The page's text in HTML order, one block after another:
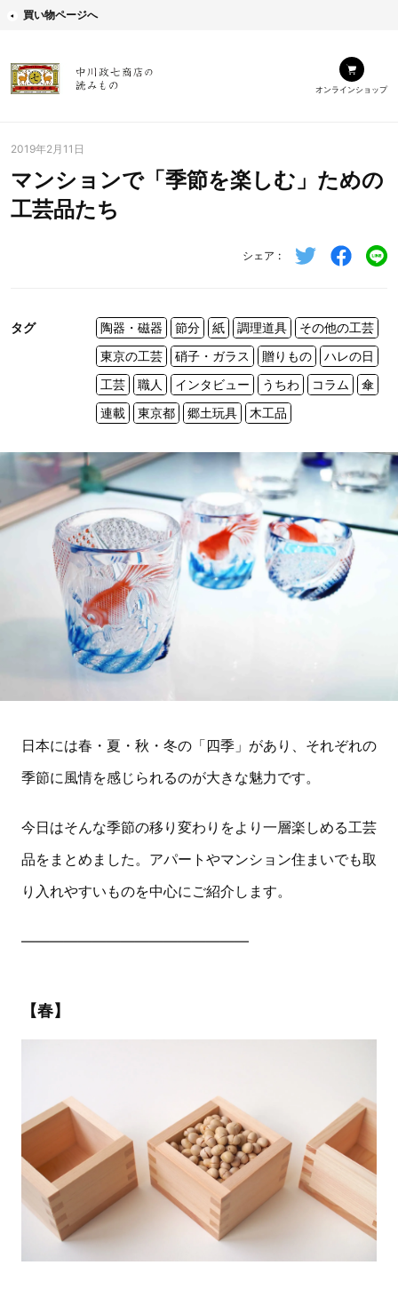
買い物ページへ
オンラインショップ
2019年2月11日
マンションで「季節を楽しむ」ための
工芸品たち
シェア
タグ 陶器・磁器 節分 紙 調理道具
その他の工芸
東京の工芸
硝子・ガラス 贈りもの
ハレの日
工芸
職人 インタビュー うちわ コラム
傘
連載
東京都 郷土玩具 木工品
日本には春・夏・秋・冬の「四季」があり、それぞれの
季節に風情を感じられるのが大きな魅力です。
今日はそんな季節の移り変わりをより一層楽しめる工芸
品をまとめました。アパートやマンション住まいでも取
り入れやすいものを中心にご紹介します。
————————————————
【春】